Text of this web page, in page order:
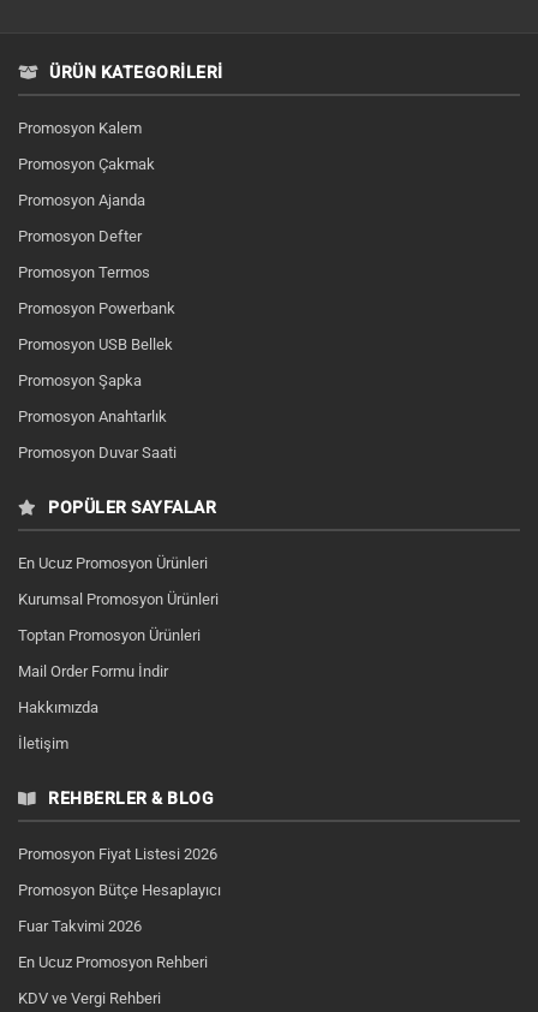
ÜRÜN KATEGORILERI
Promosyon Kalem
Promosyon Çakmak
Promosyon Ajanda
Promosyon Defter
Promosyon Termos
Promosyon Powerbank
Promosyon USB Bellek
Promosyon Şapka
Promosyon Anahtarlık
Promosyon Duvar Saati
POPÜLER SAYFALAR
En Ucuz Promosyon Ürünleri
Kurumsal Promosyon Ürünleri
Toptan Promosyon Ürünleri
Mail Order Formu İndir
Hakkımızda
İletişim
REHBERLER & BLOG
Promosyon Fiyat Listesi 2026
Promosyon Bütçe Hesaplayıcı
Fuar Takvimi 2026
En Ucuz Promosyon Rehberi
KDV ve Vergi Rehberi